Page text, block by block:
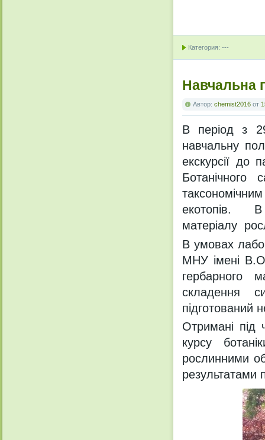
Категория: ---
Навчальна
Автор: chemist2016 от
В період з
навчальну
екскурсії до
екотопів. В
матеріалу
В умовах
МНУ імені
гербарного
складення
підготований
Отримані під
курсу
рослинними
результатами